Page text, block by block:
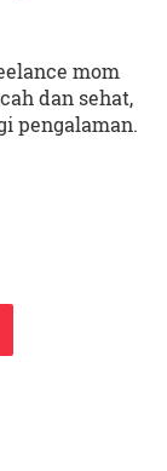
mom
dan sehat,
pengalaman.